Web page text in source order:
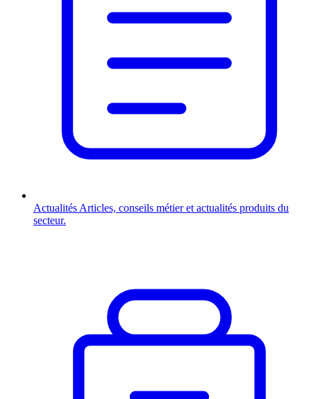
Actualités Articles, conseils métier et actualités produits du
secteur.